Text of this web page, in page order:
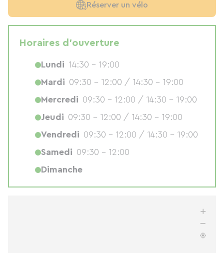
Réserver un vélo
Horaires d'ouverture
Lundi 14:30 - 19:00
Mardi 09:30 - 12:00 / 14:30 - 19:00
Mercredi 09:30 - 12:00 / 14:30 - 19:00
Jeudi 09:30 - 12:00 / 14:30 - 19:00
Vendredi 09:30 - 12:00 / 14:30 - 19:00
Samedi 09:30 - 12:00
Dimanche